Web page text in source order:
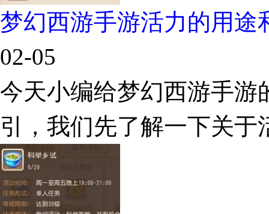
梦幻西游手游活力的用途
02-05
今天小编给梦幻西游手游
引，我们先了解一下关于